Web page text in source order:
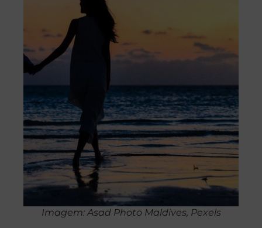
Imagem: Asad Photo Maldives, Pexels